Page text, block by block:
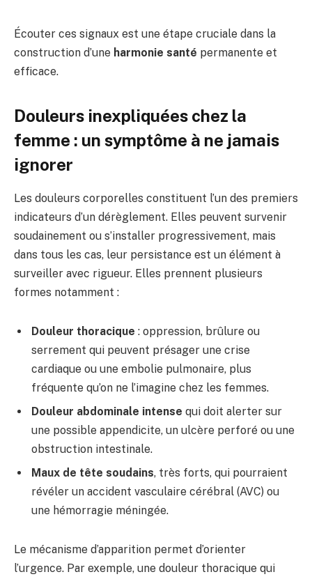
Écouter ces signaux est une étape cruciale dans la
construction d’une harmonie santé permanente et
efficace.
Douleurs inexpliquées chez la
femme : un symptôme à ne jamais
ignorer
Les douleurs corporelles constituent l’un des premiers
indicateurs d’un dérèglement. Elles peuvent survenir
soudainement ou s’installer progressivement, mais
dans tous les cas, leur persistance est un élément à
surveiller avec rigueur. Elles prennent plusieurs
formes notamment :
Douleur thoracique : oppression, brûlure ou
serrement qui peuvent présager une crise
cardiaque ou une embolie pulmonaire, plus
fréquente qu’on ne l’imagine chez les femmes.
Douleur abdominale intense qui doit alerter sur
une possible appendicite, un ulcère perforé ou une
obstruction intestinale.
Maux de tête soudains, très forts, qui pourraient
révéler un accident vasculaire cérébral (AVC) ou
une hémorragie méningée.
Le mécanisme d’apparition permet d’orienter
l’urgence. Par exemple, une douleur thoracique qui